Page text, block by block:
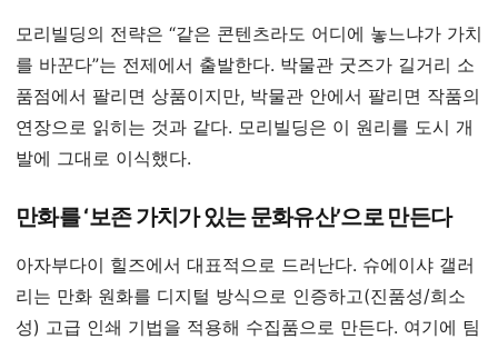
모리빌딩의 전략은 “같은 콘텐츠라도 어디에 놓느냐가 가치
를 바꾼다”는 전제에서 출발한다. 박물관 굿즈가 길거리 소
품점에서 팔리면 상품이지만, 박물관 안에서 팔리면 작품의
연장으로 읽히는 것과 같다. 모리빌딩은 이 원리를 도시 개
발에 그대로 이식했다.
만화를 ‘보존 가치가 있는 문화유산’으로 만든다
아자부다이 힐즈에서 대표적으로 드러난다. 슈에이샤 갤러
리는 만화 원화를 디지털 방식으로 인증하고(진품성/희소
성) 고급 인쇄 기법을 적용해 수집품으로 만든다. 여기에 팀